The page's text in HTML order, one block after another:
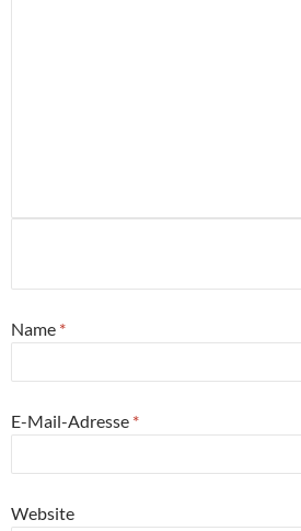
Name *
E-Mail-Adresse *
Website